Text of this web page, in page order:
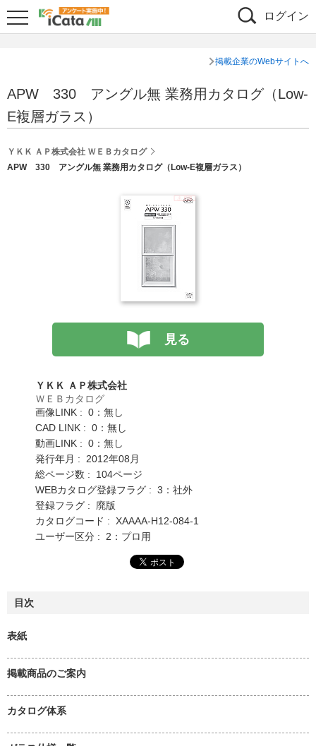
ログイン
掲載企業のWebサイトへ
APW 330 アングル無 業務用カタログ（Low-
E複層ガラス）
ＹＫＫ ＡＰ株式会社 ＷＥＢカタログ
APW 330 アングル無 業務用カタログ（Low-E複層ガラス）
見る
ＹＫＫ ＡＰ株式会社
ＷＥＢカタログ
画像LINK : 0：無し
CAD LINK : 0：無し
動画LINK : 0：無し
発行年月 : 2012年08月
総ページ数 : 104ページ
WEBカタログ登録フラグ : 3：社外
登録フラグ : 廃版
カタログコード : XAAAA-H12-084-1
ユーザー区分 : 2：プロ用
目次
表紙
掲載商品のご案内
カタログ体系